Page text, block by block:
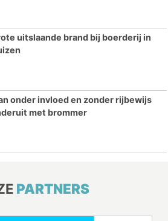
uitslaande brand bij boerderij in
onder invloed en zonder rijbewijs
met brommer
PARTNERS